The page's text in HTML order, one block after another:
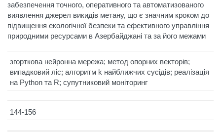
забезпечення точного, оперативного та автоматизованого
виявлення джерел викидів метану, що є значним кроком до
підвищення екологічної безпеки та ефективного управління
природними ресурсами в Азербайджані та за його межами
згорткова нейронна мережа; метод опорних векторів;
випадковий ліс; алгоритм k найближчих сусідів; реалізація
на Python та R; супутниковий моніторинг
144-156